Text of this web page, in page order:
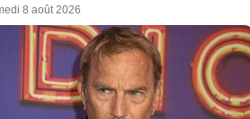
8 août 2026